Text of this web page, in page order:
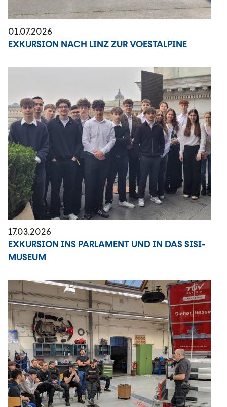
01.07.2026
EXKURSION NACH LINZ ZUR VOESTALPINE
17.03.2026
EXKURSION INS PARLAMENT UND IN DAS SISI-
MUSEUM